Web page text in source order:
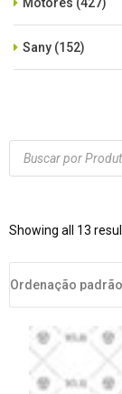
Sany (152)
Zoomlion(84)
Products
search
Showing all 13